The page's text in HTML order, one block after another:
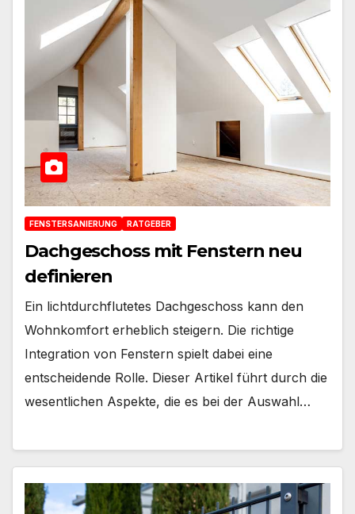
FENSTERSANIERUNG RATGEBER
Dachgeschoss mit Fenstern neu
definieren
Ein lichtdurchflutetes Dachgeschoss kann den
Wohnkomfort erheblich steigern. Die richtige
Integration von Fenstern spielt dabei eine
entscheidende Rolle. Dieser Artikel führt durch die
wesentlichen Aspekte, die es bei der Auswahl…